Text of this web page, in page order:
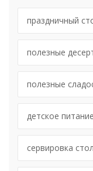
праздничный
полезные
полезные
детское питание
сервировка